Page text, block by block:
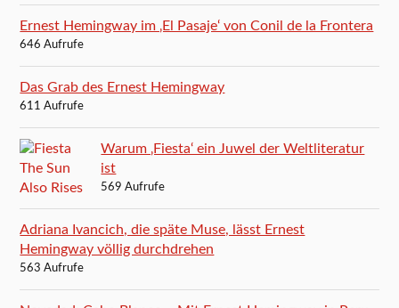
Ernest Hemingway im ‚El Pasaje‘ von Conil de la Frontera
646 Aufrufe
Das Grab des Ernest Hemingway
611 Aufrufe
Warum ‚Fiesta‘ ein Juwel der Weltliteratur
ist
569 Aufrufe
Adriana Ivancich, die späte Muse, lässt Ernest
Hemingway völlig durchdrehen
563 Aufrufe